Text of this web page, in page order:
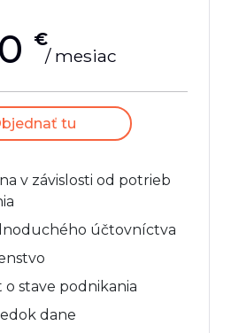
€
/ mesiac
tu
v závislosti od potrieb
účtovníctva
stave podnikania
dane